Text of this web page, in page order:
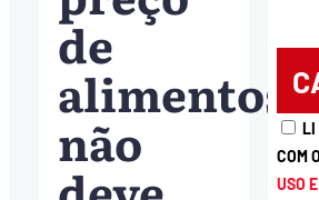
de
alimentos
não
LI
COM
USO